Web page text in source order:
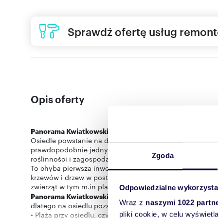
Zgoda
Odpowiedzialne
Wraz z naszymi 1022
pliki cookie, w celu
Sprawdź ofertę usług
Opis oferty
Panorama Kwiatkowskiego
Osiedle powstanie na działce zlokalizowanej przy ul.
prawdopodobnie jednym z najbardziej atrakcyjnych
roślinności i zagospodarowania terenu.
To chyba pierwsza inwestycja w Rzeszowie, która ma
krzewów i drzew w postaci łąk kwietnych. Dodatkowo
Panorama Kwiatkowskiego
dlatego na osiedlu poza wcześniej wspomnianymi
• Plaża przy osiedlu, czyli coś czego jeszcze na